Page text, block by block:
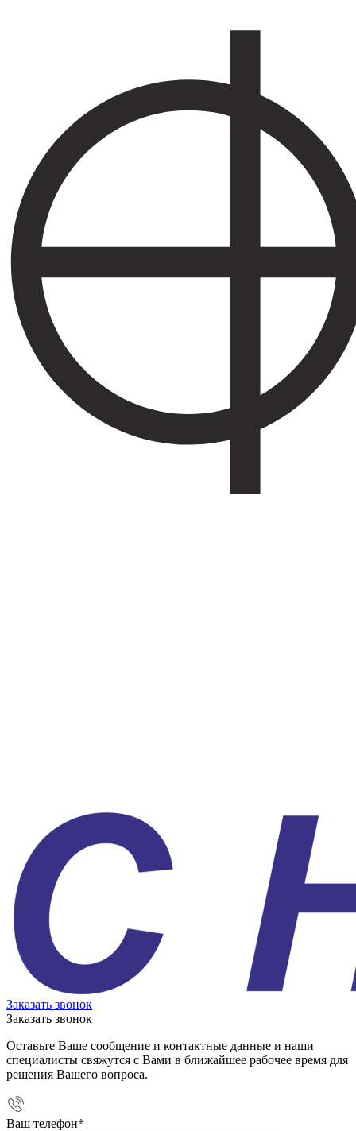
Заказать звонок
Заказать звонок
Оставьте Ваше сообщение и контактные данные и наши
специалисты свяжутся с Вами в ближайшее рабочее время для
решения Вашего вопроса.
Ваш телефон*